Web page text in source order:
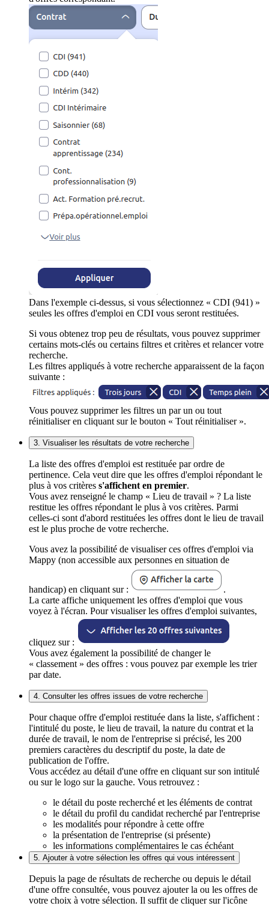
Dans l'exemple ci-dessus, si vous sélectionnez « CDI (941) »
seules les offres d'emploi en CDI vous seront restituées.
Si vous obtenez trop peu de résultats, vous pouvez supprimer
certains mots-clés ou certains filtres et critères et relancer votre
recherche.
Les filtres appliqués à votre recherche apparaissent de la façon
suivante :
Vous pouvez supprimer les filtres un par un ou tout
réinitialiser en cliquant sur le bouton « Tout réinitialiser ».
3. Visualiser les résultats de votre recherche
La liste des offres d'emploi est restituée par ordre de
pertinence. Cela veut dire que les offres d'emploi répondant le
plus à vos critères s'affichent en premier.
Vous avez renseigné le champ « Lieu de travail » ? La liste
restitue les offres répondant le plus à vos critères. Parmi
celles-ci sont d'abord restituées les offres dont le lieu de travail
est le plus proche de votre recherche.
Vous avez la possibilité de visualiser ces offres d'emploi via
Mappy (non accessible aux personnes en situation de
handicap) en cliquant sur :
.
La carte affiche uniquement les offres d'emploi que vous
voyez à l'écran. Pour visualiser les offres d'emploi suivantes,
cliquez sur :
Vous avez également la possibilité de changer le
« classement » des offres : vous pouvez par exemple les trier
par date.
4. Consulter les offres issues de votre recherche
Pour chaque offre d'emploi restituée dans la liste, s'affichent :
l'intitulé du poste, le lieu de travail, la nature du contrat et la
durée de travail, le nom de l'entreprise si précisé, les 200
premiers caractères du descriptif du poste, la date de
publication de l'offre.
Vous accédez au détail d'une offre en cliquant sur son intitulé
ou sur le logo sur la gauche. Vous retrouvez :
le détail du poste recherché et les éléments de contrat
le détail du profil du candidat recherché par l'entreprise
les modalités pour répondre à cette offre
la présentation de l'entreprise (si présente)
les informations complémentaires le cas échéant
5. Ajouter à votre sélection les offres qui vous intéressent
Depuis la page de résultats de recherche ou depuis le détail
d'une offre consultée, vous pouvez ajouter la ou les offres de
votre choix à votre sélection. Il suffit de cliquer sur l'icône